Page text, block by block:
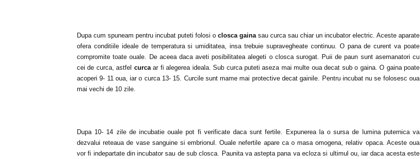
Dupa cum spuneam pentru incubat puteti folosi o closca gainasau curca sau chiar un incubator electric. Aceste aparate
ofera conditiile ideale de temperatura si umiditatea, insa trebuie supravegheate continuu. O pana de curent va poate
compromite toate ouale. De aceea daca aveti posibilitatea alegeti o closca surogat. Puii de paun sunt asemanatori cu
cei de curca, astfel curcaar fi alegerea ideala. Sub curca puteti aseza mai multe oua decat sub o gaina. O gaina poate
acoperi 9- 11 oua, iar o curca 13- 15. Curcile sunt mame mai protective decat gainile. Pentru incubat nu se folosesc oua
mai vechi de 10 zile.
Dupa 10- 14 zile de incubatie ouale pot fi verificate daca sunt fertile. Expunerea la o sursa de lumina puternica va
dezvalui reteaua de vase sanguine si embrionul. Ouale nefertile apare ca o masa omogena, relativ opaca. Aceste oua
vor fi indepartate din incubator sau de sub closca. Paunita va astepta pana va ecloza si ultimul ou, iar daca acesta este